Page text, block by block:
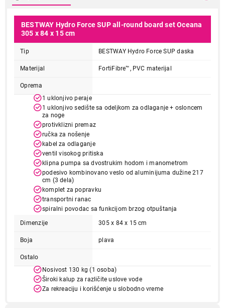
BESTWAY Hydro Force SUP all-round board set Oceana
305 x 84 x 15 cm
Tip BESTWAY Hydro Force SUP daska
Materijal FortiFibre™, PVC materijal
Oprema
1 uklonjivo peraje
1 uklonjivo sedište sa odeljkom za odlaganje + osloncem
za noge
protivklizni premaz
ručka za nošenje
kabel za odlaganje
ventil visokog pritiska
klipna pumpa sa dvostrukim hodom i manometrom
podesivo kombinovano veslo od aluminijuma dužine 217
cm (3 dela)
komplet za popravku
transportni ranac
spiralni povodac sa funkcijom brzog otpuštanja
Dimenzije
305 x 84 x 15 cm
Boja plava
Ostalo
Nosivost 130 kg (1 osoba)
Široki kalup za različite uslove vode
Za rekreaciju i korišćenje u slobodno vreme